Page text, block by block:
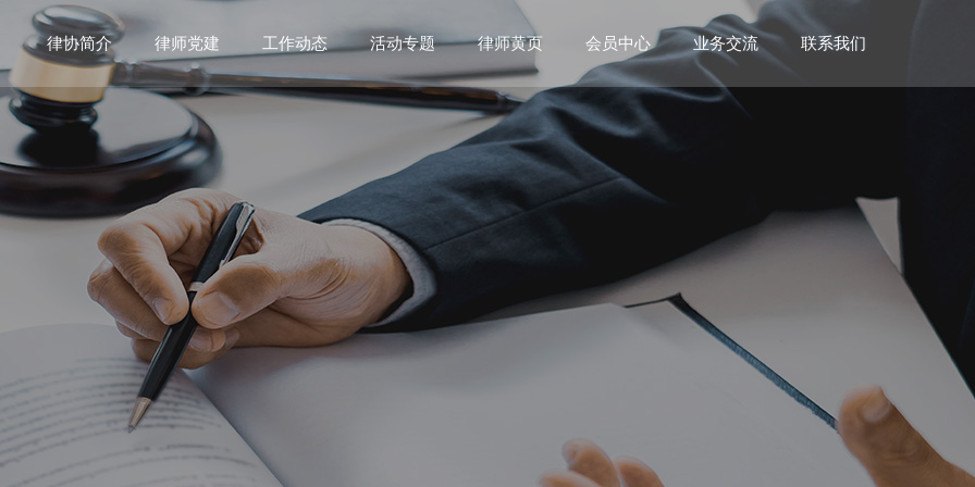
律协简介
协会介绍
协会章程
执行机构
行业党委
律师党建
行业党委介绍
党委领导机构
党建工作信息
党员律师风采
工作动态 活动专题
律师工作会议
律师代表大会
律师党建工作
律界风采专题
律师黄页
律所信息
律师信息
会员中心
律所办事指南
律师办事指南
实习办事指南
文件下载
业务交流 联系我们